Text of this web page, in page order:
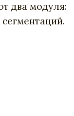
два модуля: